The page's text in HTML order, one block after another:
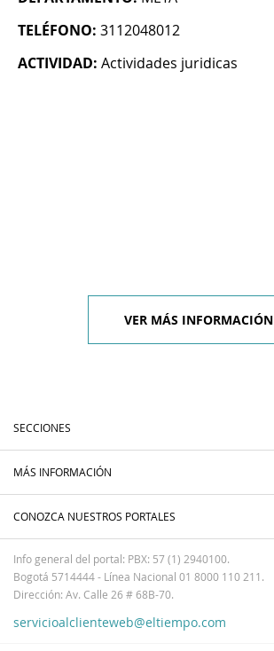
TELÉFONO: 3112048012
ACTIVIDAD: Actividades juridicas
VER MÁS INFORMACIÓN
SECCIONES
MÁS INFORMACIÓN
CONOZCA NUESTROS PORTALES
Info general del portal: PBX: 57 (1) 2940100.
Bogotá 5714444 - Línea Nacional 01 8000 110 211.
Dirección: Av. Calle 26 # 68B-70.
servicioalclienteweb@eltiempo.com